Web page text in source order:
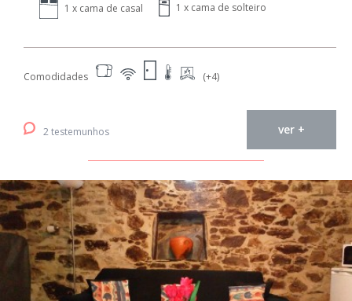
1 x cama de casal 1 x cama de solteiro
Comodidades (+4)
2 testemunhos ver +